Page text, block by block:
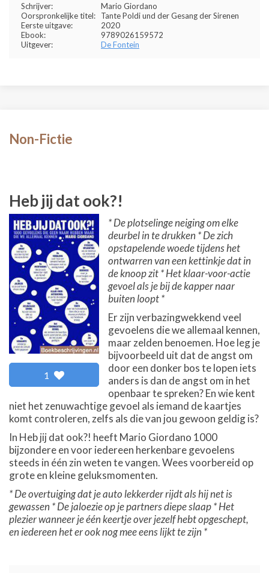
Schrijver:
Mario Giordano
Oorspronkelijke titel:
Tante Poldi und der Gesang der Sirenen
Eerste uitgave:
2020
Ebook:
9789026159572
Uitgever:
De Fontein
Non-Fictie
Heb jij dat ook?!
1
* De plotselinge neiging om elke
deurbel in te drukken * De zich
opstapelende woede tijdens het
ontwarren van een kettinkje dat in
de knoop zit * Het klaar-voor-actie
gevoel als je bij de kapper naar
buiten loopt *
Er zijn verbazingwekkend veel
gevoelens die we allemaal kennen,
maar zelden benoemen. Hoe leg je
bijvoorbeeld uit dat de angst om
door een donker bos te lopen iets
anders is dan de angst om in het
openbaar te spreken? En wie kent
niet het zenuwachtige gevoel als iemand de kaartjes
komt controleren, zelfs als die van jou gewoon geldig is?
In Heb jij dat ook?! heeft Mario Giordano 1000
bijzondere en voor iedereen herkenbare gevoelens
steeds in één zin weten te vangen. Wees voorbereid op
grote en kleine geluksmomenten.
* De overtuiging dat je auto lekkerder rijdt als hij net is
gewassen * De jaloezie op je partners diepe slaap * Het
plezier wanneer je één keertje over jezelf hebt opgeschept,
en iedereen het er ook nog mee eens lijkt te zijn *